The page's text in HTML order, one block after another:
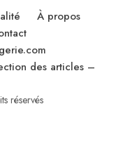
À propos
des articles –
réservés